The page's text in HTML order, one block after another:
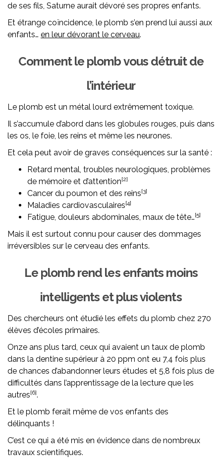
de ses fils, Saturne aurait dévoré ses propres enfants.
Et étrange coïncidence, le plomb s’en prend lui aussi aux
enfants… en leur dévorant le cerveau.
Comment le plomb vous détruit de
l’intérieur
Le plomb est un métal lourd extrêmement toxique.
Il s’accumule d’abord dans les globules rouges, puis dans
les os, le foie, les reins et même les neurones.
Et cela peut avoir de graves conséquences sur la santé :
Retard mental, troubles neurologiques, problèmes
de mémoire et d’attention[2]
Cancer du poumon et des reins[3]
Maladies cardiovasculaires[4]
Fatigue, douleurs abdominales, maux de tête…[5]
Mais il est surtout connu pour causer des dommages
irréversibles sur le cerveau des enfants.
Le plomb rend les enfants moins
intelligents et plus violents
Des chercheurs ont étudié les effets du plomb chez 270
élèves d’écoles primaires.
Onze ans plus tard, ceux qui avaient un taux de plomb
dans la dentine supérieur à 20 ppm ont eu 7,4 fois plus
de chances d’abandonner leurs études et 5,8 fois plus de
difficultés dans l’apprentissage de la lecture que les
autres[6].
Et le plomb ferait même de vos enfants des
délinquants !
C’est ce qui a été mis en évidence dans de nombreux
travaux scientifiques.